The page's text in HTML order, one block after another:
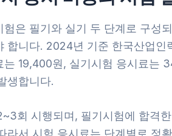
험은 필기와 실기 두 단계로 구성
합니다. 2024년 기준 한국산업인
는 19,400원, 실기시험 응시료는
생합니다.
회 시행되며, 필기시험에 합격